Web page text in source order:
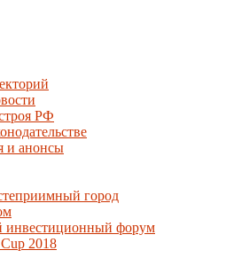
РФ
и анонсы
город
инвестиционный форум
2018